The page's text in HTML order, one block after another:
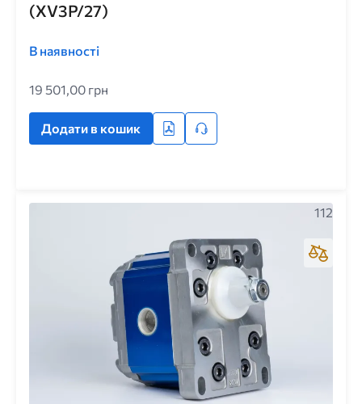
(XV3P/27)
В наявності
19 501,00 грн
Додати в кошик
112